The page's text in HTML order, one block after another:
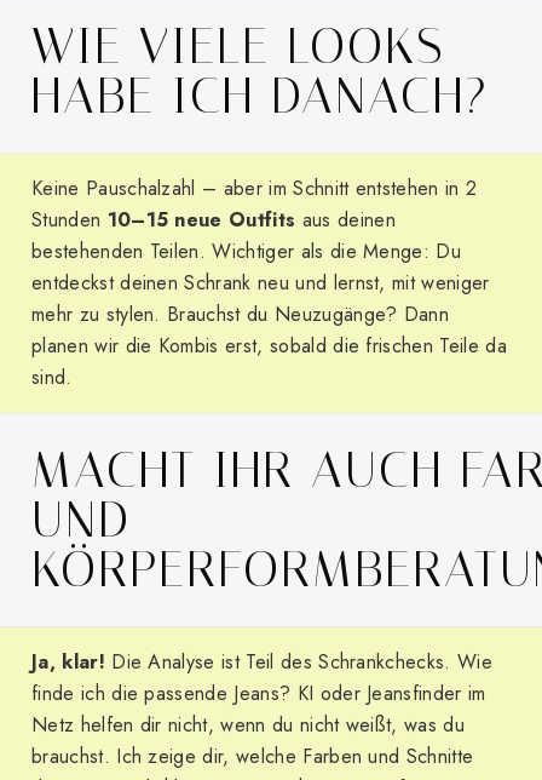
WIE VIELE LOOKS
HABE ICH DANACH?
Keine Pauschalzahl – aber im Schnitt entstehen in 2
Stunden 10–15 neue Outfits aus deinen
bestehenden Teilen. Wichtiger als die Menge: Du
entdeckst deinen Schrank neu und lernst, mit weniger
mehr zu stylen. Brauchst du Neuzugänge? Dann
planen wir die Kombis erst, sobald die frischen Teile da
sind.
MACHT IHR AUCH
UND
Ja, klar! Die Analyse ist Teil des Schrankchecks. Wie
finde ich die passende Jeans? KI oder Jeansfinder im
Netz helfen dir nicht, wenn du nicht weißt, was du
brauchst. Ich zeige dir, welche Farben und Schnitte